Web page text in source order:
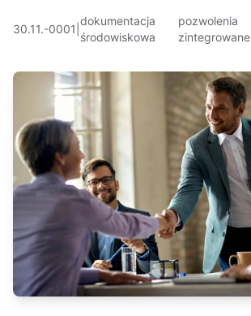
30.11.-0001
dokumentacja
środowiskowa
pozwolenia
zintegrowane